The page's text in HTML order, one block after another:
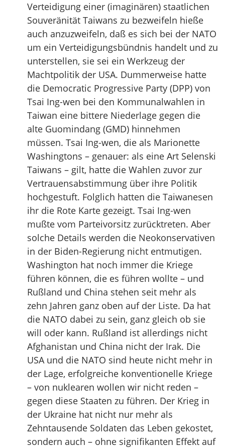
Verteidigung einer (imaginären) staatlichen
Souveränität Taiwans zu bezweifeln hieße
auch anzuzweifeln, daß es sich bei der NATO
um ein Verteidigungsbündnis handelt und zu
unterstellen, sie sei ein Werkzeug der
Machtpolitik der USA. Dummerweise hatte
die Democratic Progressive Party (DPP) von
Tsai Ing-wen bei den Kommunalwahlen in
Taiwan eine bittere Niederlage gegen die
alte Guomindang (GMD) hinnehmen
müssen. Tsai Ing-wen, die als Marionette
Washingtons – genauer: als eine Art Selenski
Taiwans – gilt, hatte die Wahlen zuvor zur
Vertrauensabstimmung über ihre Politik
hochgestuft. Folglich hatten die Taiwanesen
ihr die Rote Karte gezeigt. Tsai Ing-wen
mußte vom Parteivorsitz zurücktreten. Aber
solche Details werden die Neokonservativen
in der Biden-Regierung nicht entmutigen.
Washington hat noch immer die Kriege
führen können, die es führen wollte – und
Rußland und China stehen seit mehr als
zehn Jahren ganz oben auf der Liste. Da hat
die NATO dabei zu sein, ganz gleich ob sie
will oder kann. Rußland ist allerdings nicht
Afghanistan und China nicht der Irak. Die
USA und die NATO sind heute nicht mehr in
der Lage, erfolgreiche konventionelle Kriege
– von nuklearen wollen wir nicht reden –
gegen diese Staaten zu führen. Der Krieg in
der Ukraine hat nicht nur mehr als
Zehntausende Soldaten das Leben gekostet,
sondern auch – ohne signifikanten Effekt auf